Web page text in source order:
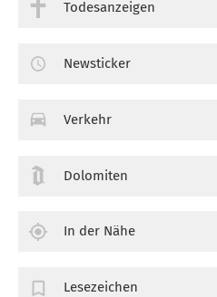
Todesanzeigen
Newsticker
Verkehr
Dolomiten
In der Nähe
Lesezeichen